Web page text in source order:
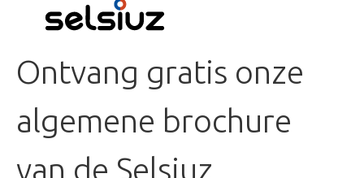
Ontvang gratis onze
algemene brochure
van de Selsiuz